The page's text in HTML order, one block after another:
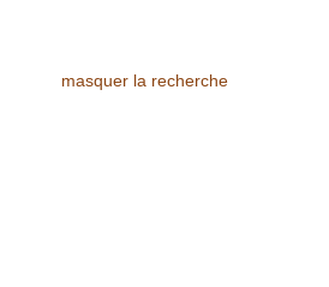
masquer la recherche